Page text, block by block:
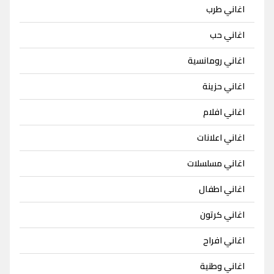
اغاني طرب
اغاني حب
اغاني رومانسية
اغاني حزينة
اغاني افلام
اغاني اعلانات
اغاني مسلسلات
اغاني اطفال
اغاني كرتون
اغاني افراح
اغاني وطنية